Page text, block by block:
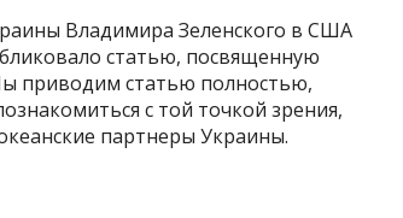
Владимира Зеленского в США
статью, посвященную
приводим статью полностью,
с той точкой зрения,
партнеры Украины.